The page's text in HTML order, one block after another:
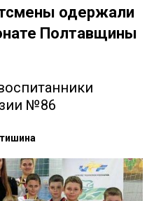
одержали
Полтавщины
№86